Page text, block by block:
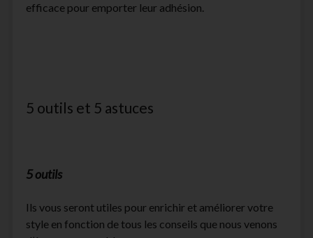
efficace pour emporter leur adhésion.
5 outils et 5 astuces
5 outils
Ils vous seront utiles pour enrichir et améliorer votre
style en fonction de tous les conseils que nous venons